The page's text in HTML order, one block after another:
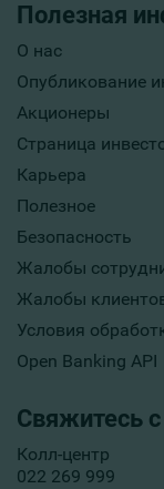
Полезная
О нас
Опубликование
Акционеры
Страница
Карьера
Полезное
Безопасность
Жалобы
Жалобы
Условия
Open Banking API
Свяжитесь
Колл-центр
022 269 999